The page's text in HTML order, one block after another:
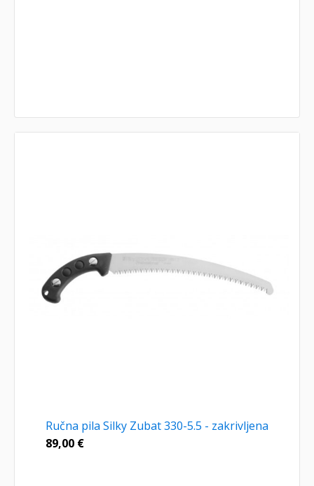
Ručna pila Silky Zubat 330-5.5 - zakrivljena
89,00 €